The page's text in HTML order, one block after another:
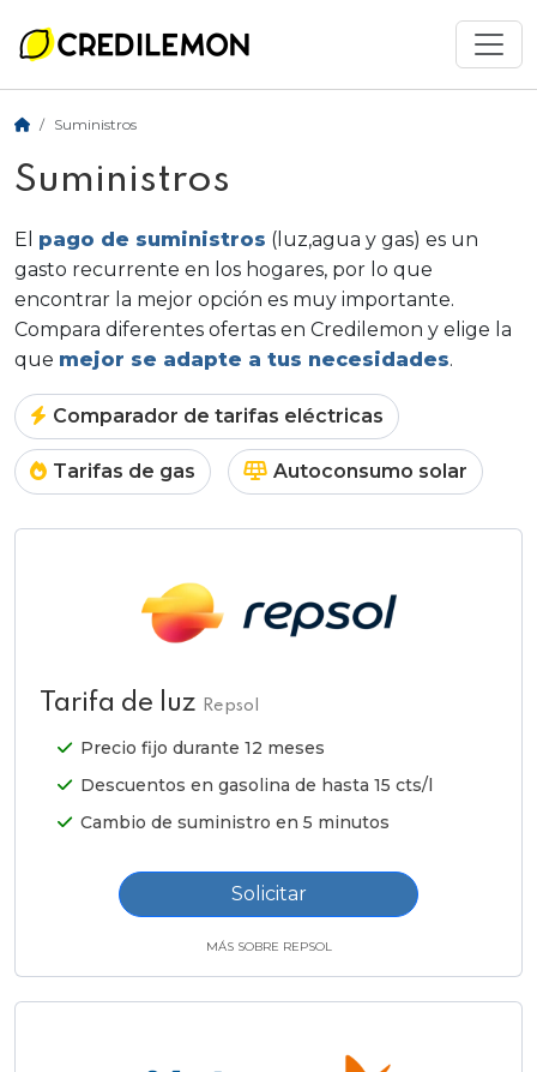
Suministros
Suministros
El pago de suministros (luz,agua y gas) es un
gasto recurrente en los hogares, por lo que
encontrar la mejor opción es muy importante.
Compara diferentes ofertas en Credilemon y elige la
que mejor se adapte a tus necesidades.
Comparador de tarifas eléctricas
Tarifas de gas Autoconsumo solar
Tarifa de luz Repsol
Precio fijo durante 12 meses
Descuentos en gasolina de hasta 15 cts/l
Cambio de suministro en 5 minutos
Solicitar
MÁS SOBRE REPSOL